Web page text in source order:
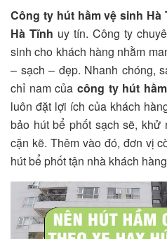
Công ty hút hầm vệ sinh Hà
Hà Tĩnh uy tín. Công ty
sinh cho khách hàng nhằm
– sạch – đẹp. Nhanh chóng,
chỉ nam của công ty hút
luôn đặt lợi ích của khách
bảo hút bể phốt sạch sẽ, khử
cặn kẽ. Thêm vào đó, đơn vị
hút bể phốt tận nhà khách